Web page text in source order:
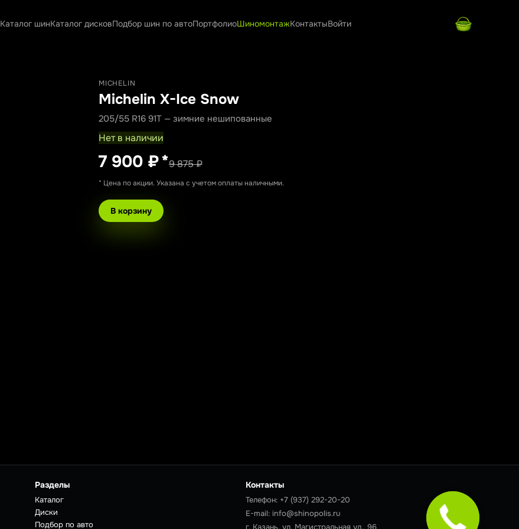
Каталог шинКаталог дисковПодбор шин по автоПортфолиоШиномонтажКонтактыВойти
MICHELIN
Michelin X-Ice Snow
205/55 R16 91T — зимние нешипованные
Нет в наличии
7 900 ₽*9 875 ₽
* Цена по акции. Указана с учетом оплаты наличными.
В корзину
Разделы
Каталог
Диски
Подбор по авто
Контакты
Телефон: +7 (937) 292-20-20
E-mail:info@shinopolis.ru
г. Казань, ул. Магистральная ул., 96